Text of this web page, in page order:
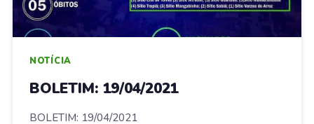
NOTÍCIA
BOLETIM: 19/04/2021
BOLETIM: 19/04/2021